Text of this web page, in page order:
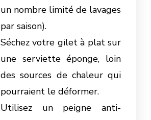
un nombre limité de lavages
par saison).
Séchez votre gilet à plat sur
une serviette éponge, loin
des sources de chaleur qui
pourraient le déformer.
Utilisez un peigne anti-